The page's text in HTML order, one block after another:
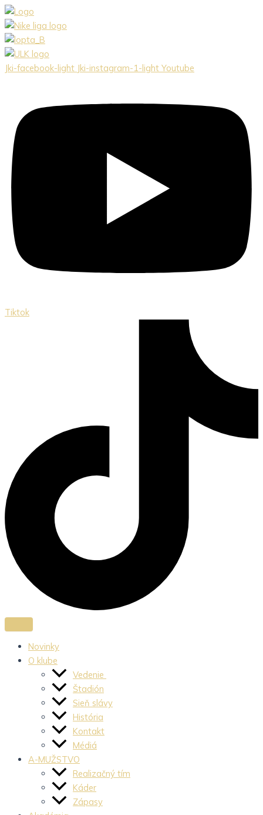
Preskočiť
na
obsah
Jki-facebook-light Jki-instagram-1-light Youtube
Tiktok
Novinky
O klube
Vedenie
Štadión
Sieň slávy
História
Kontakt
Médiá
A-MUŽSTVO
Realizačný tím
Káder
Zápasy